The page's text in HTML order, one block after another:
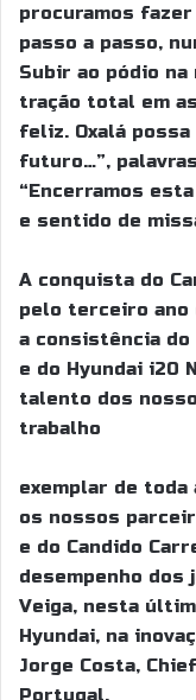
procuramos
passo a passo,
Subir ao pódio
tração total em
feliz. Oxalá
futuro…”,
“Encerramos
e sentido de
A conquista do
pelo terceiro ano
a consistência do
e do Hyundai i20
talento dos
trabalho
exemplar de
os nossos
e do Candido
desempenho dos
Veiga, nesta
Hyundai, na
Jorge Costa,
Portugal.